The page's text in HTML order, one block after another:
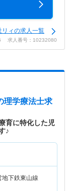
リィの求人一覧
求人番号：10232080
理学療法士求
育に特化した児
♪
地下鉄東山線